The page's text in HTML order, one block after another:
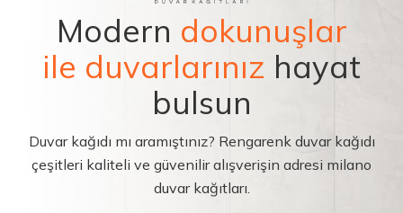
Modern dokunuşlar
ile duvarlarınız hayat
bulsun
Duvar kağıdı mı aramıştınız? Rengarenk duvar kağıdı
çeşitleri kaliteli ve güvenilir alışverişin adresi milano
duvar kağıtları.